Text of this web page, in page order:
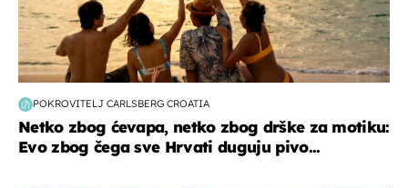
POKROVITELJ CARLSBERG CROATIA
Netko zbog ćevapa, netko zbog drške za motiku:
Evo zbog čega sve Hrvati duguju pivo...